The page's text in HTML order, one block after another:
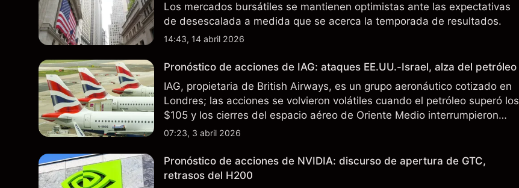
Los mercados bursátiles se mantienen optimistas ante las expectativas
de desescalada a medida que se acerca la temporada de resultados.
14:43, 14 abril 2026
Pronóstico de acciones de IAG: ataques EE.UU.-Israel, alza del petróleo
IAG, propietaria de British Airways, es un grupo aeronáutico cotizado en
Londres; las acciones se volvieron volátiles cuando el petróleo superó los
$105 y los cierres del espacio aéreo de Oriente Medio interrumpieron
rutas. El rendimiento pasado no es un indicador fiable de resultados
07:23, 3 abril 2026
Pronóstico de acciones de NVIDIA: discurso de apertura de GTC,
retrasos del H200